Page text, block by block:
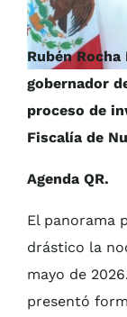
Rubén
gobernador
proceso de
Fiscalía de
Agenda QR.
El panorama
drástico la
mayo de
presentó